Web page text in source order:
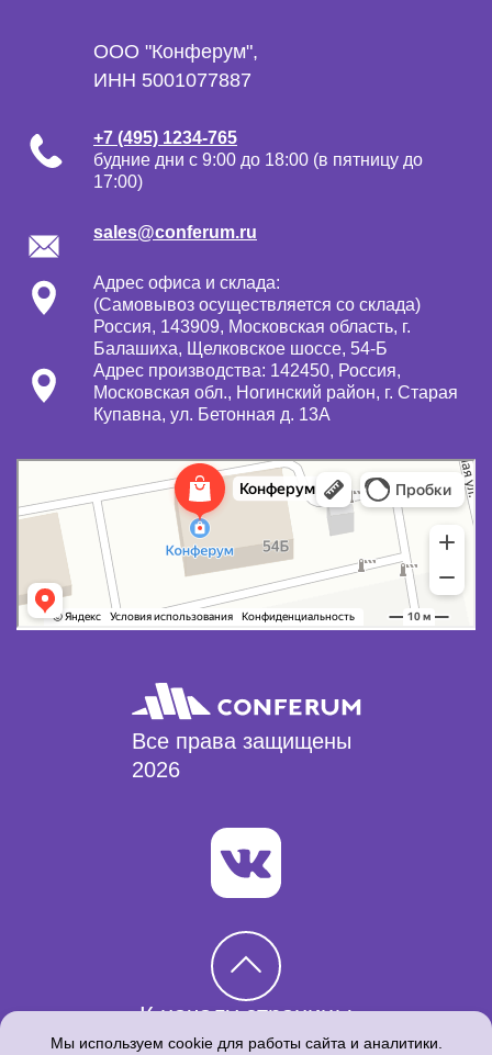
ООО "Конферум",
ИНН 5001077887
+7 (495) 1234-765
будние дни с 9:00 до 18:00 (в пятницу до
17:00)
sales@conferum.ru
Адрес офиса и склада:
(Самовывоз осуществляется со склада)
Россия, 143909, Московская область, г.
Балашиха, Щелковское шоссе, 54-Б
Адрес производства: 142450, Россия,
Московская обл., Ногинский район, г. Старая
Купавна, ул. Бетонная д. 13А
Все права защищены
2026
К началу страницы
Мы используем cookie для работы сайта и аналитики.